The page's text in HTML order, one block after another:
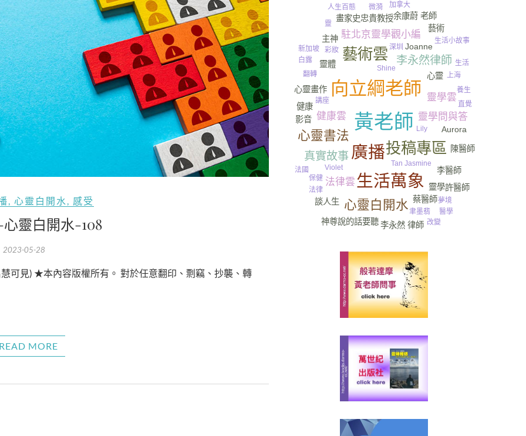
, 心靈白開水 , 感受
靈白開水-108
2023-05-28
MORE
黃老師
向立綱老師
廣播
生活萬象
投稿專區
藝術雲
心靈白開水
心靈書法
李永然律師
真實故事
健康雲 靈學問與答
駐北京靈學觀小編
靈學雲
法律雲
心靈
李醫師
靈體
畫家史忠貴教授
Joanne
神尊說的話要聽
靈學
蔡醫師
心靈畫作
主神
李永然 律師
影音
談人生
Aurora
健康
陳醫師
余康蔚 老師
藝術
許醫師
養生
Tan Jasmine
保健
上海
Lily
白露
翻轉
醫學
生活小故事
聿墨翡
講座
生活
法律
夢境
新加坡
人生百態
彩妝
直覺
Shine
微漪
改變
法國
靈
Violet
加拿大
深圳